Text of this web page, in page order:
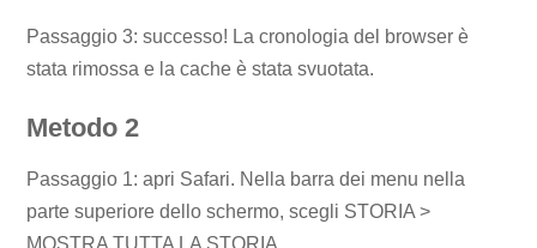
Passaggio 3: successo! La cronologia del browser è
stata rimossa e la cache è stata svuotata.
Metodo 2
Passaggio 1: apri Safari. Nella barra dei menu nella
parte superiore dello schermo, scegli STORIA >
MOSTRA TUTTA LA STORIA.